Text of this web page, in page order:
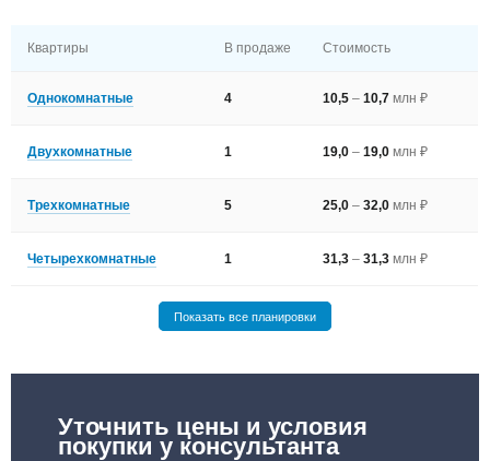
Квартиры В продаже Стоимость
Однокомнатные 4 10,5– 10,7млн ₽
Двухкомнатные 1 19,0– 19,0млн ₽
Трехкомнатные 5 25,0– 32,0млн ₽
Четырехкомнатные 1 31,3– 31,3млн ₽
Показать все планировки
Уточнить цены и условия
покупки у консультанта